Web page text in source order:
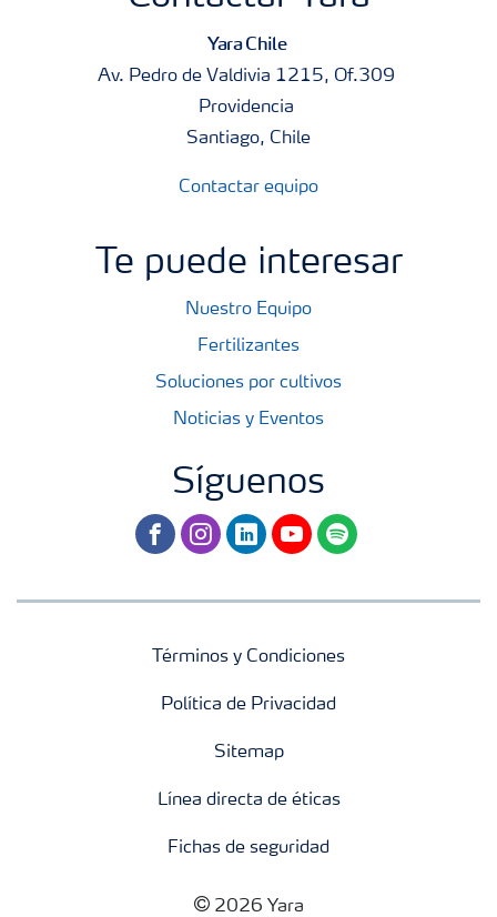
Yara Chile
Av. Pedro de Valdivia 1215, Of.309
Providencia
Santiago, Chile
Contactar equipo
Te puede interesar
Nuestro Equipo
Fertilizantes
Soluciones por cultivos
Noticias y Eventos
Síguenos
facebookinstagram
linkedinyoutubespotify
Términos y Condiciones
Política de Privacidad
Sitemap
Línea directa de éticas
Fichas de seguridad
2026 Yara